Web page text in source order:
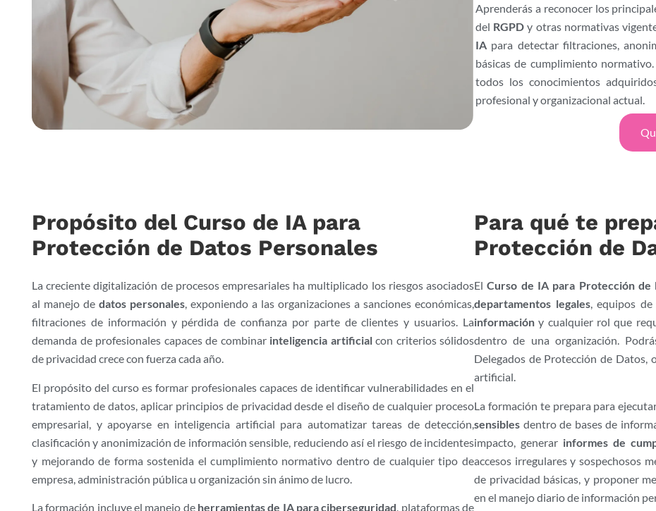
Aprenderás a reconocer los
del RGPD y otras normativas
IA para detectar filtraciones,
básicas de cumplimiento
todos los conocimientos
profesional y organizacional actual.
Propósito del Curso de IA para
Protección de Datos Personales
La creciente digitalización de procesos empresariales ha multiplicado los riesgos asociados
al manejo de datos personales, exponiendo a las organizaciones a sanciones económicas,
filtraciones de información y pérdida de confianza por parte de clientes y usuarios. La
demanda de profesionales capaces de combinar inteligencia artificialcon criterios sólidos
de privacidad crece con fuerza cada año.
El propósito del curso es formar profesionales capaces de identificar vulnerabilidades en el
tratamiento de datos, aplicar principios de privacidad desde el diseño de cualquier proceso
empresarial, y apoyarse en inteligencia artificial para automatizar tareas de detección,
clasificación y anonimización de información sensible, reduciendo así el riesgo de incidentes
y mejorando de forma sostenida el cumplimiento normativo dentro de cualquier tipo de
empresa, administración pública u organización sin ánimo de lucro.
La formación incluye el manejo de herramientas de IA para ciberseguridad, plataformas de
Para qué te
Protección de
ElCurso de IA para Protección de
departamentos legales, equipos
información y cualquier rol que
dentro de una organización.
Delegados de Protección de Datos,
artificial.
La formación te prepara para
sensibles dentro de bases de
impacto, generar informes de
accesos irregulares y sospechosos
de privacidad básicas, y proponer
en el manejo diario de información